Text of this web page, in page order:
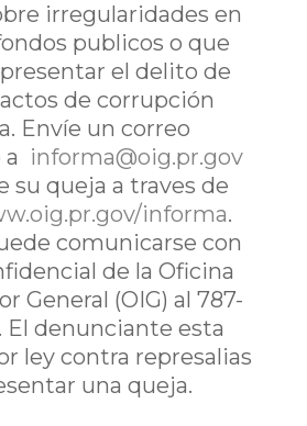
irregularidades en
publicos o que
el delito de
de corrupción
Envíe un correo
informa@oig.pr.gov
su queja a traves de
informa.
comunicarse con
de la Oficina
General (OIG) al 787-
El denunciante esta
ley contra represalias
una queja.